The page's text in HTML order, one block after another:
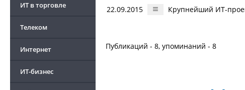
ИТ в торговле
Телеком
Интернет
ИТ-бизнес
22.09.2015 Крупнейший ИТ-
Публикаций - 8, упоминаний - 8